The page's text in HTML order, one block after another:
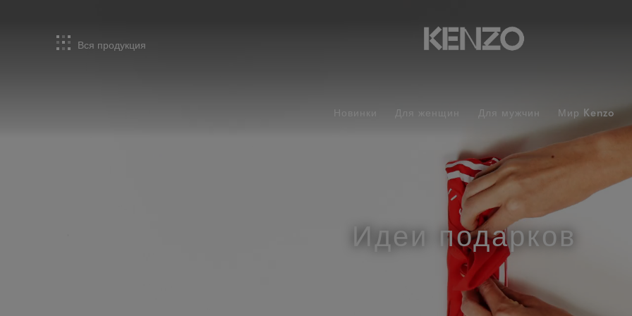
Вся продукция
Новинки Для женщин Для мужчин Мир Kenzo
Идеи подарков